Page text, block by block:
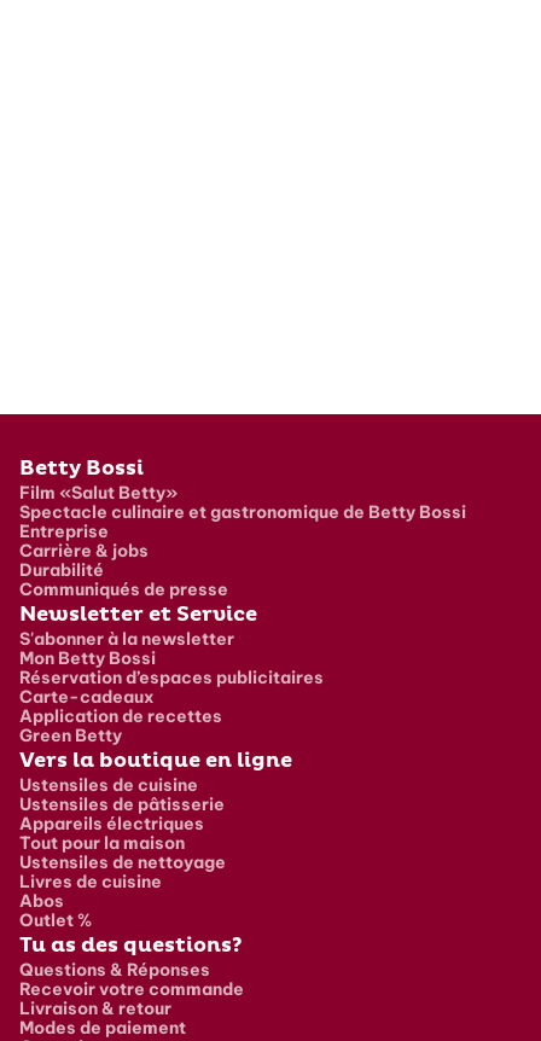
Pied de page
Betty Bossi
Film «Salut Betty»
Spectacle culinaire et gastronomique de Betty Bossi
Entreprise
Carrière & jobs
Durabilité
Communiqués de presse
Newsletter et Service
S'abonner à la newsletter
Mon Betty Bossi
Réservation d’espaces publicitaires
Carte-cadeaux
Application de recettes
Green Betty
Vers la boutique en ligne
Ustensiles de cuisine
Ustensiles de pâtisserie
Appareils électriques
Tout pour la maison
Ustensiles de nettoyage
Livres de cuisine
Abos
Outlet %
Tu as des questions?
Questions & Réponses
Recevoir votre commande
Livraison & retour
Modes de paiement